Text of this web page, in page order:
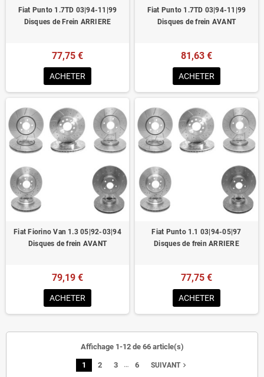
Fiat Punto 1.7TD 03|94-11|99
Disques de Frein ARRIERE
77,75 €
ACHETER
Fiat Punto 1.7TD 03|94-11|99
Disques de frein AVANT
81,63 €
ACHETER
Fiat Fiorino Van 1.3 05|92-03|94
Disques de frein AVANT
79,19 €
ACHETER
Fiat Punto 1.1 03|94-05|97
Disques de frein ARRIERE
77,75 €
ACHETER
Affichage 1-12 de 66 article(s)
1 2 3 … 6 SUIVANTnavigate_next